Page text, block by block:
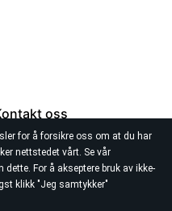
for å forsikre oss om at du har
nettstedet vårt. Se vår
For å akseptere bruk av ikke-
klikk "Jeg samtykker"
oss
Forlag